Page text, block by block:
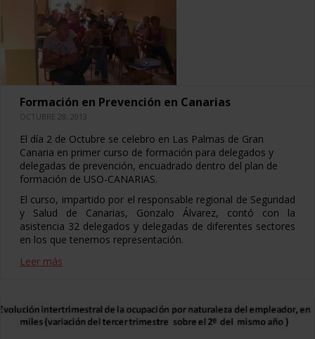
Formación en Prevención en Canarias
OCTUBRE 28, 2013
El día 2 de Octubre se celebro en Las Palmas de Gran
Canaria en primer curso de formación para delegados y
delegadas de prevención, encuadrado dentro del plan de
formación de USO-CANARIAS.
El curso, impartido por el responsable regional de Seguridad
y Salud de Canarias, Gonzalo Álvarez, contó con la
asistencia 32 delegados y delegadas de diferentes sectores
en los que tenemos representación.
Leer más